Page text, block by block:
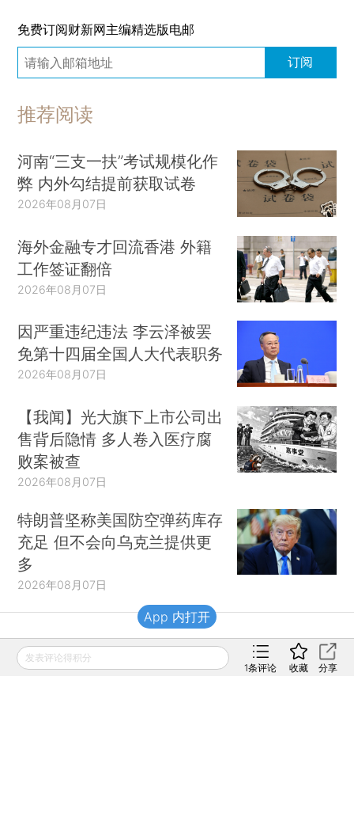
免费订阅财新网主编精选版电邮
订阅
推荐阅读
河南“三支一扶”考试规模化作
弊 内外勾结提前获取试卷
2026年08月07日
海外金融专才回流香港 外籍
工作签证翻倍
2026年08月07日
因严重违纪违法 李云泽被罢
免第十四届全国人大代表职务
2026年08月07日
【我闻】光大旗下上市公司出
售背后隐情 多人卷入医疗腐
败案被查
2026年08月07日
特朗普坚称美国防空弹药库存
充足 但不会向乌克兰提供更
多
2026年08月07日
财新移动
发表评论得积分
1条评论 收藏 分享
App 内打开